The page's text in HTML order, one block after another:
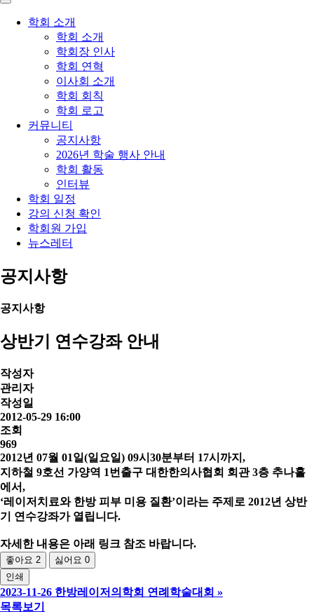
학회 소개
학회 소개
학회장 인사
학회 연혁
이사회 소개
학회 회칙
학회 로고
커뮤니티
공지사항
2026년 학술 행사 안내
학회 활동
인터뷰
학회 일정
강의 신청 확인
학회원 가입
뉴스레터
공지사항
공지사항
상반기 연수강좌 안내
작성자
관리자
작성일
2012-05-29 16:00
조회
969
2012년 07월 01일(일요일) 09시30분부터 17시까지,
지하철 9호선 가양역 1번출구 대한한의사협회 회관 3층 추나홀
에서,
‘레이저치료와 한방 피부 미용 질환’이라는 주제로 2012년 상반
기 연수강좌가 열립니다.
자세한 내용은 아래 링크 참조 바랍니다.
좋아요 2 싫어요 0
인쇄
2023-11-26 한방레이저의학회 연례학술대회 »
목록보기